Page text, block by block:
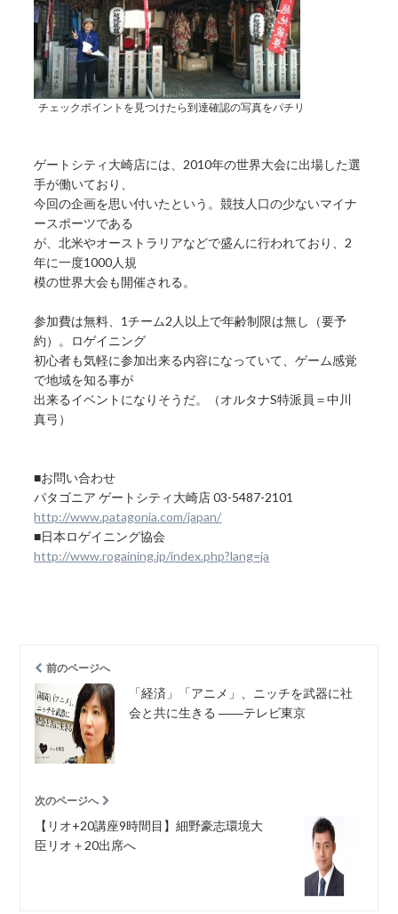
チェックポイントを見つけたら到達確認の写真をパチリ
ゲートシティ大崎店には、2010年の世界大会に出場した選
手が働いており、
今回の企画を思い付いたという。競技人口の少ないマイナ
ースポーツである
が、北米やオーストラリアなどで盛んに行われており、2
年に一度1000人規
模の世界大会も開催される。
参加費は無料、1チーム2人以上で年齢制限は無し（要予
約）。ロゲイニング
初心者も気軽に参加出来る内容になっていて、ゲーム感覚
で地域を知る事が
出来るイベントになりそうだ。（オルタナS特派員＝中川
真弓）
■お問い合わせ
パタゴニア ゲートシティ大崎店 03-5487-2101
http://www.patagonia.com/japan/
■日本ロゲイニング協会
http://www.rogaining.jp/index.php?lang=ja
前のページへ
「経済」「アニメ」、ニッチを武器に社
会と共に生きる ――テレビ東京
次のページへ
【リオ+20講座9時間目】細野豪志環境大
臣リオ＋20出席へ